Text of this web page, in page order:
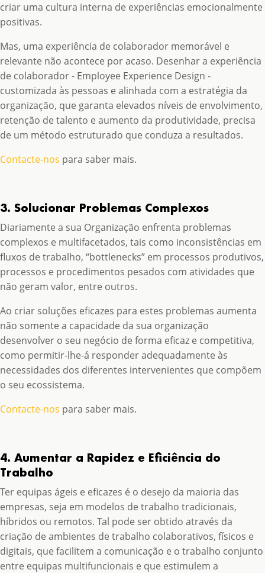
criar uma cultura interna de experiências emocionalmente
positivas.
Mas, uma experiência de colaborador memorável e
relevante não acontece por acaso. Desenhar a experiência
de colaborador - Employee Experience Design -
customizada às pessoas e alinhada com a estratégia da
organização, que garanta elevados níveis de envolvimento,
retenção de talento e aumento da produtividade, precisa
de um método estruturado que conduza a resultados.
Contacte-nos para saber mais.
3. Solucionar Problemas Complexos
Diariamente a sua Organização enfrenta problemas
complexos e multifacetados, tais como inconsistências em
fluxos de trabalho, “bottlenecks” em processos produtivos,
processos e procedimentos pesados com atividades que
não geram valor, entre outros.
Ao criar soluções eficazes para estes problemas aumenta
não somente a capacidade da sua organização
desenvolver o seu negócio de forma eficaz e competitiva,
como permitir-lhe-á responder adequadamente às
necessidades dos diferentes intervenientes que compõem
o seu ecossistema.
Contacte-nos para saber mais.
4. Aumentar a Rapidez e Eficiência do
Trabalho
Ter equipas ágeis e eficazes é o desejo da maioria das
empresas, seja em modelos de trabalho tradicionais,
híbridos ou remotos. Tal pode ser obtido através da
criação de ambientes de trabalho colaborativos, físicos e
digitais, que facilitem a comunicação e o trabalho conjunto
entre equipas multifuncionais e que estimulem a